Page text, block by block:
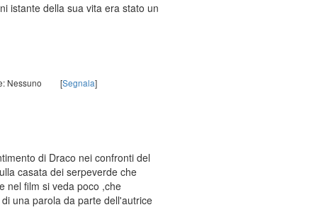
istante della sua vita era stato un
Nessuno [Segnala]
di Draco nei confronti del
casata dei serpeverde che
nel film si veda poco ,che
una parola da parte dell'autrice